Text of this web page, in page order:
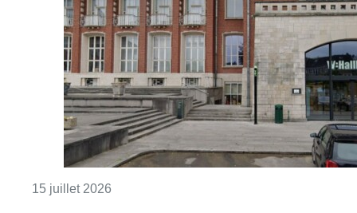
Pas d’écran géant à Woluwe-Saint-
Pierre et à Uccle pour les huitièmes
des Diables rouges